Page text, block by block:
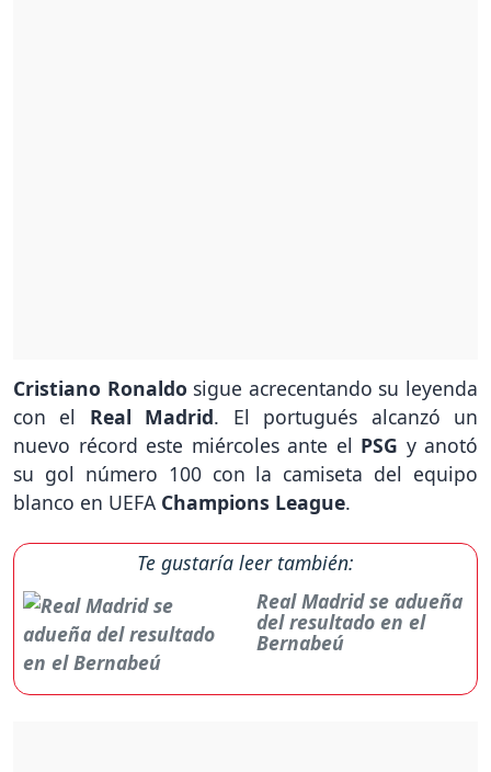
Cristiano Ronaldo sigue acrecentando su leyenda
con el Real Madrid. El portugués alcanzó un
nuevo récord este miércoles ante el PSG y anotó
su gol número 100 con la camiseta del equipo
blanco en UEFA Champions League.
Te gustaría leer también:
Real Madrid se adueña
del resultado en el
Bernabeú